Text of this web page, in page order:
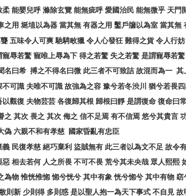
柔 能嬰兒呼 滌除玄覽 能無疵呼 愛國治民 能無微乎 天門
之用 埏埴以為器 當其無 有器之用 鑿戶牖以為室 當其無
五味令人可爽 馳騁畋獵 令人心發狂 難得之貨 令人行妨
寵辱若驚 寵唯上辱為下 得之若驚 失之若驚 是謂寵辱若驚
名曰希 搏之不得名曰微 此三者不可致詰 故混而為一 其
不可識 夫唯不可識 故強為之容 豫兮若冬渋川 猶兮若畏
以觀復 夫物芸芸 各復歸其根 歸根曰靜 是謂復命 復命曰常
之 其次 畏之 其次 侮之 信不足焉 有不信焉 悠兮其貴言
偽 六親不和有孝慈 國家昏亂有忠臣
義 民復孝慈 絕巧棄利 盜賊無有 此三者以為文不足 故令
惡 相去若何 人之所畏 不可不畏 荒兮其未央哉 眾人熙熙
為物 惟恍惟惚 惚兮恍兮 其中有象 恍兮惚兮 其中有物 窈
則新 少則得 多則惑 是以聖人抱一為天下事式 不自見 故